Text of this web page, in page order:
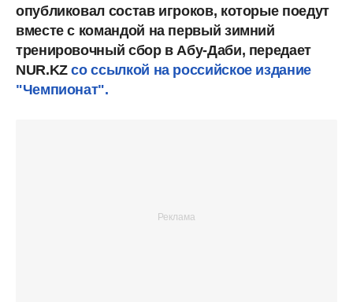
опубликовал состав игроков, которые поедут
вместе с командой на первый зимний
тренировочный сбор в Абу-Даби, передает
NUR.KZсо ссылкой на российское издание
"Чемпионат".